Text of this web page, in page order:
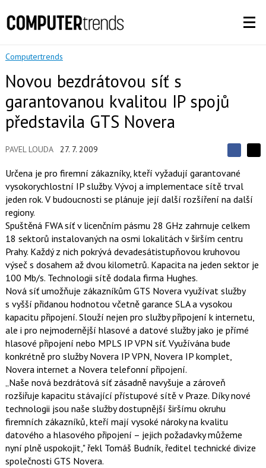
Computertrends
Novou bezdrátovou síť s
garantovanou kvalitou IP spojů
představila GTS Novera
PAVEL LOUDA 27. 7. 2009
S
d
í
l
t
S
í
l
j
e
n
a
a
c
o
u
t
Určena je pro firemní zákazníky, kteří vyžadují garantované
vysokorychlostní IP služby. Vývoj a implementace sítě trval
jeden rok. V budoucnosti se plánuje její další rozšíření na další
regiony.
Spuštěná FWA síť v licenčním pásmu 28 GHz zahrnuje celkem
18 sektorů instalovaných na osmi lokalitách v širším centru
Prahy. Každý z nich pokrývá devadesátistupňovou kruhovou
výseč s dosahem až dvou kilometrů. Kapacita na jeden sektor je
100 Mb/s. Technologii sítě dodala firma Hughes.
Nová síť umožňuje zákazníkům GTS Novera využívat služby
s vyšší přidanou hodnotou včetně garance SLA a vysokou
kapacitu připojení. Slouží nejen pro služby připojení k internetu,
ale i pro nejmodernější hlasové a datové služby jako je přímé
hlasové připojení nebo MPLS IP VPN síť. Využívána bude
konkrétně pro služby Novera IP VPN, Novera IP komplet,
Novera internet a Novera telefonní připojení.
„Naše nová bezdrátová síť zásadně navyšuje a zároveň
rozšiřuje kapacitu stávající přístupové sítě v Praze. Díky nové
technologii jsou naše služby dostupnější širšímu okruhu
firemních zákazníků, kteří mají vysoké nároky na kvalitu
datového a hlasového připojení – jejich požadavky můžeme
nyní plně uspokojit," řekl Tomáš Budník, ředitel technické divize
společnosti GTS Novera.